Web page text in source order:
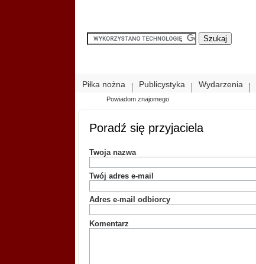
Piłka nożna Publicystyka Wydarzenia
Powiadom znajomego
Poradź się przyjaciela
Twoja nazwa
Twój adres e-mail
Adres e-mail odbiorcy
Komentarz